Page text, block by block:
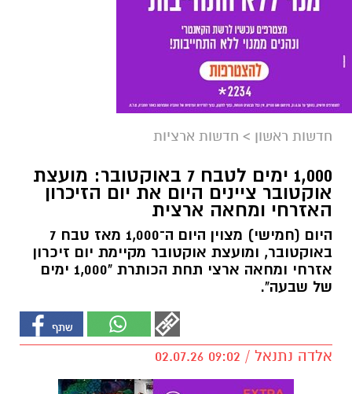
חדשות ראשון > חדשות ארציות
1,000 ימים לטבח 7 באוקטובר: מועצת
אוקטובר ציינים היום את יום הזיכרון
האזרחי ומחאה ארצית
היום (חמישי) מצוין היום ה־1,000 מאז טבח 7
באוקטובר, ומועצת אוקטובר מקיימת יום זיכרון
אזרחי ומחאה ארצי תחת הכותרת "1,000 ימים
של שבעה".
אלדה נתנאל / 09:02 02.07.26